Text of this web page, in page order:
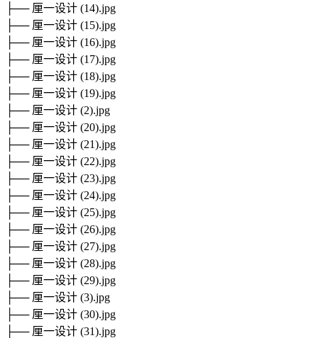
├── 厘一设计 (14).jpg
├── 厘一设计 (15).jpg
├── 厘一设计 (16).jpg
├── 厘一设计 (17).jpg
├── 厘一设计 (18).jpg
├── 厘一设计 (19).jpg
├── 厘一设计 (2).jpg
├── 厘一设计 (20).jpg
├── 厘一设计 (21).jpg
├── 厘一设计 (22).jpg
├── 厘一设计 (23).jpg
├── 厘一设计 (24).jpg
├── 厘一设计 (25).jpg
├── 厘一设计 (26).jpg
├── 厘一设计 (27).jpg
├── 厘一设计 (28).jpg
├── 厘一设计 (29).jpg
├── 厘一设计 (3).jpg
├── 厘一设计 (30).jpg
├── 厘一设计 (31).jpg